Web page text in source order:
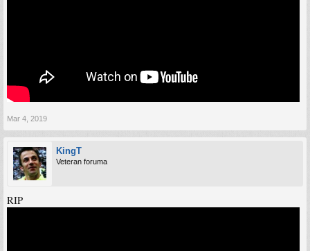
Mar 4, 2019
KingT
Veteran foruma
RIP